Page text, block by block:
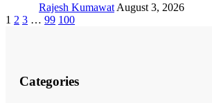
Rajesh KumawatAugust 3, 2026
1 2 3 … 99 100
Categories